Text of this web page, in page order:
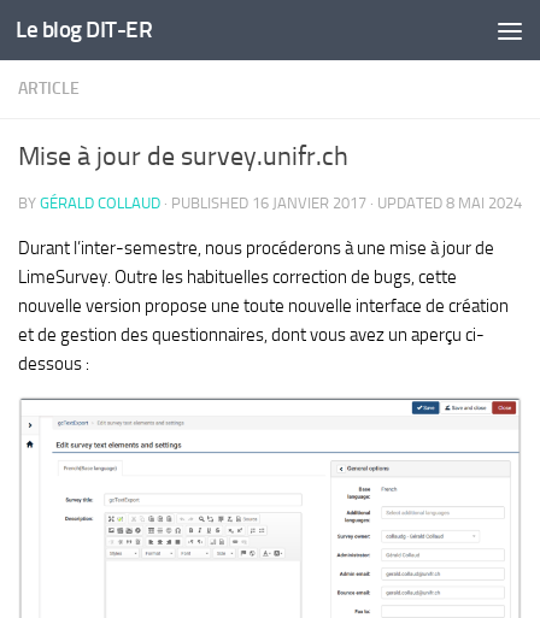
Skip to content
Le blog DIT-ER
ARTICLE
Mise à jour de survey.unifr.ch
BY GÉRALD COLLAUD · PUBLISHED 16 JANVIER 2017 · UPDATED 8 MAI 2024
Durant l’inter-semestre, nous procéderons à une mise à jour de
LimeSurvey. Outre les habituelles correction de bugs, cette
nouvelle version propose une toute nouvelle interface de création
et de gestion des questionnaires, dont vous avez un aperçu ci-
dessous :